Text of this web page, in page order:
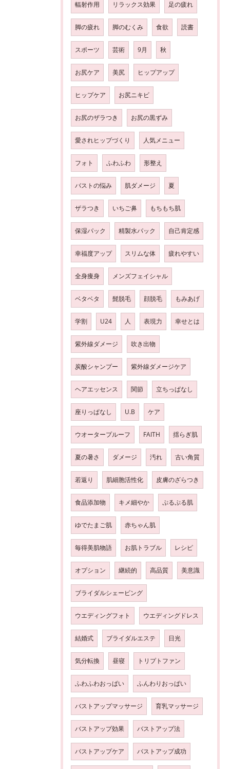
輻射作用 リラックス効果 足の疲れ
脚の疲れ 脚のむくみ 食欲 読書
スポーツ 芸術 9月 秋
お尻ケア 美尻 ヒップアップ
ヒップケア お尻ニキビ
お尻のザラつき お尻の黒ずみ
愛されヒップづくり 人気メニュー
フォト ふわふわ 形整え
バストの悩み 肌ダメージ 夏
ザラつき いちご鼻 もちもち肌
保湿パック 精製水パック 自己肯定感
幸福度アップ スリムな体 疲れやすい
全身痩身 メンズフェイシャル
ベタベタ 髭脱毛 顔脱毛 もみあげ
学割 U24 人 表現力 幸せとは
紫外線ダメージ 吹き出物
炭酸シャンプー 紫外線ダメージケア
ヘアエッセンス 関節 立ちっぱなし
座りっぱなし U.B ケア
ウオータープルーフ FAITH 揺らぎ肌
夏の暑さ ダメージ 汚れ 古い角質
若返り 肌細胞活性化 皮膚のざらつき
食品添加物 キメ細やか ぷるぷる肌
ゆでたまご肌 赤ちゃん肌
毎得美肌物語 お肌トラブル レシピ
オプション 継続的 高品質 美意識
ブライダルシェービング
ウエディングフォト ウエディングドレス
結婚式 ブライダルエステ 日光
気分転換 昼寝 トリプトファン
ふわふわおっぱい ふんわりおっぱい
バストアップマッサージ 育乳マッサージ
バストアップ効果 バストアップ法
バストアップケア バストアップ成功